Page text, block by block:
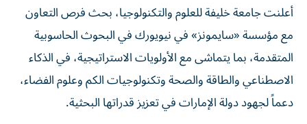
أعلنت جامعة خليفة للعلوم والتكنولوجيا، بحث فرص التعاون
مع مؤسسة «سايمونز» في نيويورك في البحوث الحاسوبية
المتقدمة، بما يتماشى مع الأولويات الاستراتيجية، في الذكاء
الاصطناعي والطاقة والصحة وتكنولوجيات الكم وعلوم الفضاء،
دعماً لجهود دولة الإمارات في تعزيز قدراتها البحثية.